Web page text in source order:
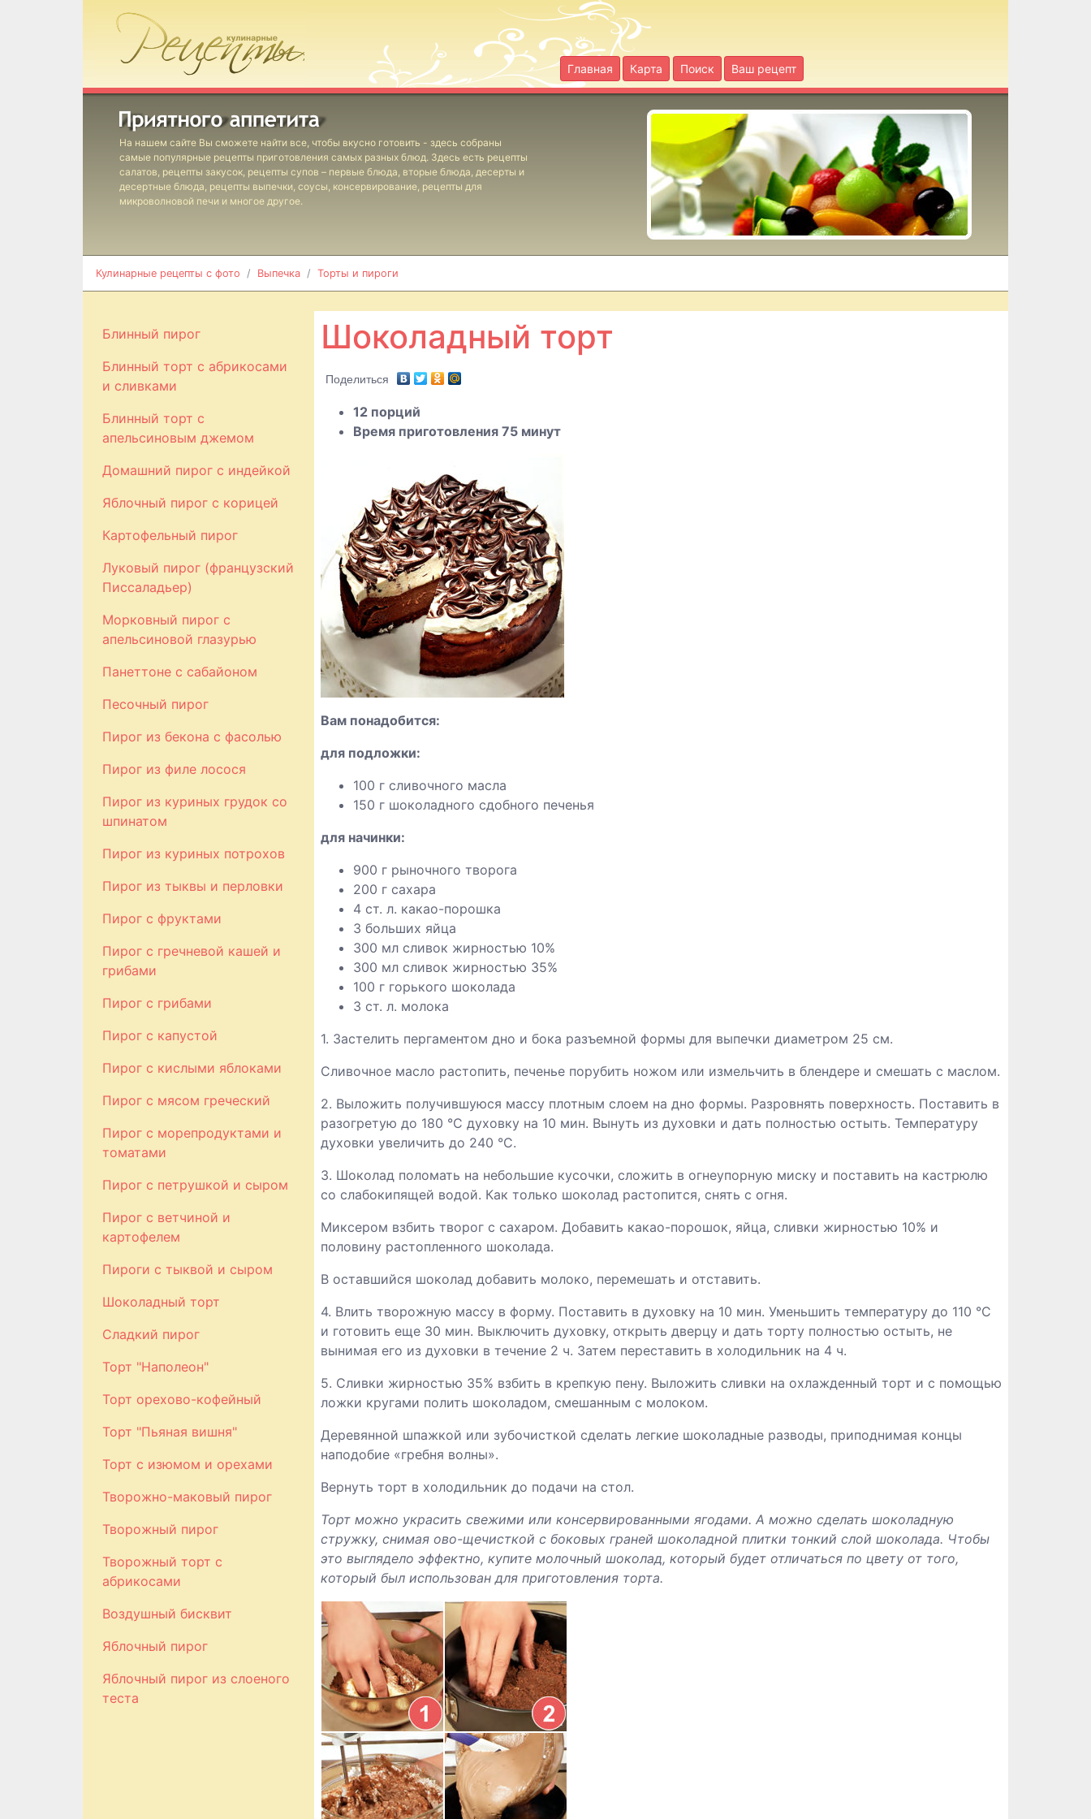
Главная Карта Поиск Ваш рецепт
На нашем сайте Вы сможете найти все, чтобы вкусно готовить - здесь собраны
самые популярные рецепты приготовления самых разных блюд. Здесь есть рецепты
салатов, рецепты закусок, рецепты супов – первые блюда, вторые блюда, десерты и
десертные блюда, рецепты выпечки, соусы, консервирование, рецепты для
микроволновой печи и многое другое.
Кулинарные рецепты с фото Выпечка Торты и пироги
Блинный пирог
Блинный торт с абрикосами
и сливками
Блинный торт с
апельсиновым джемом
Домашний пирог с индейкой
Яблочный пирог с корицей
Картофельный пирог
Луковый пирог (французский
Писсаладьер)
Морковный пирог с
апельсиновой глазурью
Панеттоне с сабайоном
Песочный пирог
Пирог из бекона с фасолью
Пирог из филе лосося
Пирог из куриных грудок со
шпинатом
Пирог из куриных потрохов
Пирог из тыквы и перловки
Пирог с фруктами
Пирог с гречневой кашей и
грибами
Пирог с грибами
Пирог с капустой
Пирог с кислыми яблоками
Пирог с мясом греческий
Пирог с морепродуктами и
томатами
Пирог с петрушкой и сыром
Пирог с ветчиной и
картофелем
Пироги с тыквой и сыром
Шоколадный торт
Сладкий пирог
Торт "Наполеон"
Торт орехово-кофейный
Торт "Пьяная вишня"
Торт с изюмом и орехами
Творожно-маковый пирог
Творожный пирог
Творожный торт с
абрикосами
Воздушный бисквит
Яблочный пирог
Яблочный пирог из слоеного
теста
Шоколадный торт
Поделиться
12 порций
Время приготовления 75 минут
Вам понадобится:
для подложки:
100 г сливочного масла
150 г шоколадного сдобного печенья
для начинки:
900 г рыночного творога
200 г сахара
4 ст. л. какао-порошка
3 больших яйца
300 мл сливок жирностью 10%
300 мл сливок жирностью 35%
100 г горького шоколада
3 ст. л. молока
1. Застелить пергаментом дно и бока разъемной формы для выпечки диаметром 25 см.
Сливочное масло растопить, печенье порубить ножом или измельчить в блендере и смешать с маслом.
2. Выложить получившуюся массу плотным слоем на дно формы. Разровнять поверхность. Поставить в
разогретую до 180 °C духовку на 10 мин. Вынуть из духовки и дать полностью остыть. Температуру
духовки увеличить до 240 °C.
3. Шоколад поломать на небольшие кусочки, сложить в огнеупорную миску и поставить на кастрюлю
со слабокипящей водой. Как только шоколад растопится, снять с огня.
Миксером взбить творог с сахаром. Добавить какао-порошок, яйца, сливки жирностью 10% и
половину растопленного шоколада.
В оставшийся шоколад добавить молоко, перемешать и отставить.
4. Влить творожную массу в форму. Поставить в духовку на 10 мин. Уменьшить температуру до 110 °C
и готовить еще 30 мин. Выключить духовку, открыть дверцу и дать торту полностью остыть, не
вынимая его из духовки в течение 2 ч. Затем переставить в холодильник на 4 ч.
5. Сливки жирностью 35% взбить в крепкую пену. Выложить сливки на охлажденный торт и с помощью
ложки кругами полить шоколадом, смешанным с молоком.
Деревянной шпажкой или зубочисткой сделать легкие шоколадные разводы, приподнимая концы
наподобие «гребня волны».
Вернуть торт в холодильник до подачи на стол.
Торт можно украсить свежими или консервированными ягодами. А можно сделать шоколадную
стружку, снимая ово-щечисткой с боковых граней шоколадной плитки тонкий слой шоколада. Чтобы
это выглядело эффектно, купите молочный шоколад, который будет отличаться по цвету от того,
который был использован для приготовления торта.